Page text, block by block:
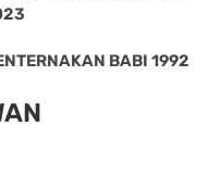
BABI 1992